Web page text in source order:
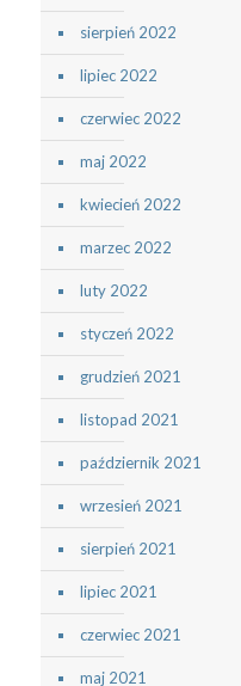
sierpień 2022
lipiec 2022
czerwiec 2022
maj 2022
kwiecień 2022
marzec 2022
luty 2022
styczeń 2022
grudzień 2021
listopad 2021
październik 2021
wrzesień 2021
sierpień 2021
lipiec 2021
czerwiec 2021
maj 2021